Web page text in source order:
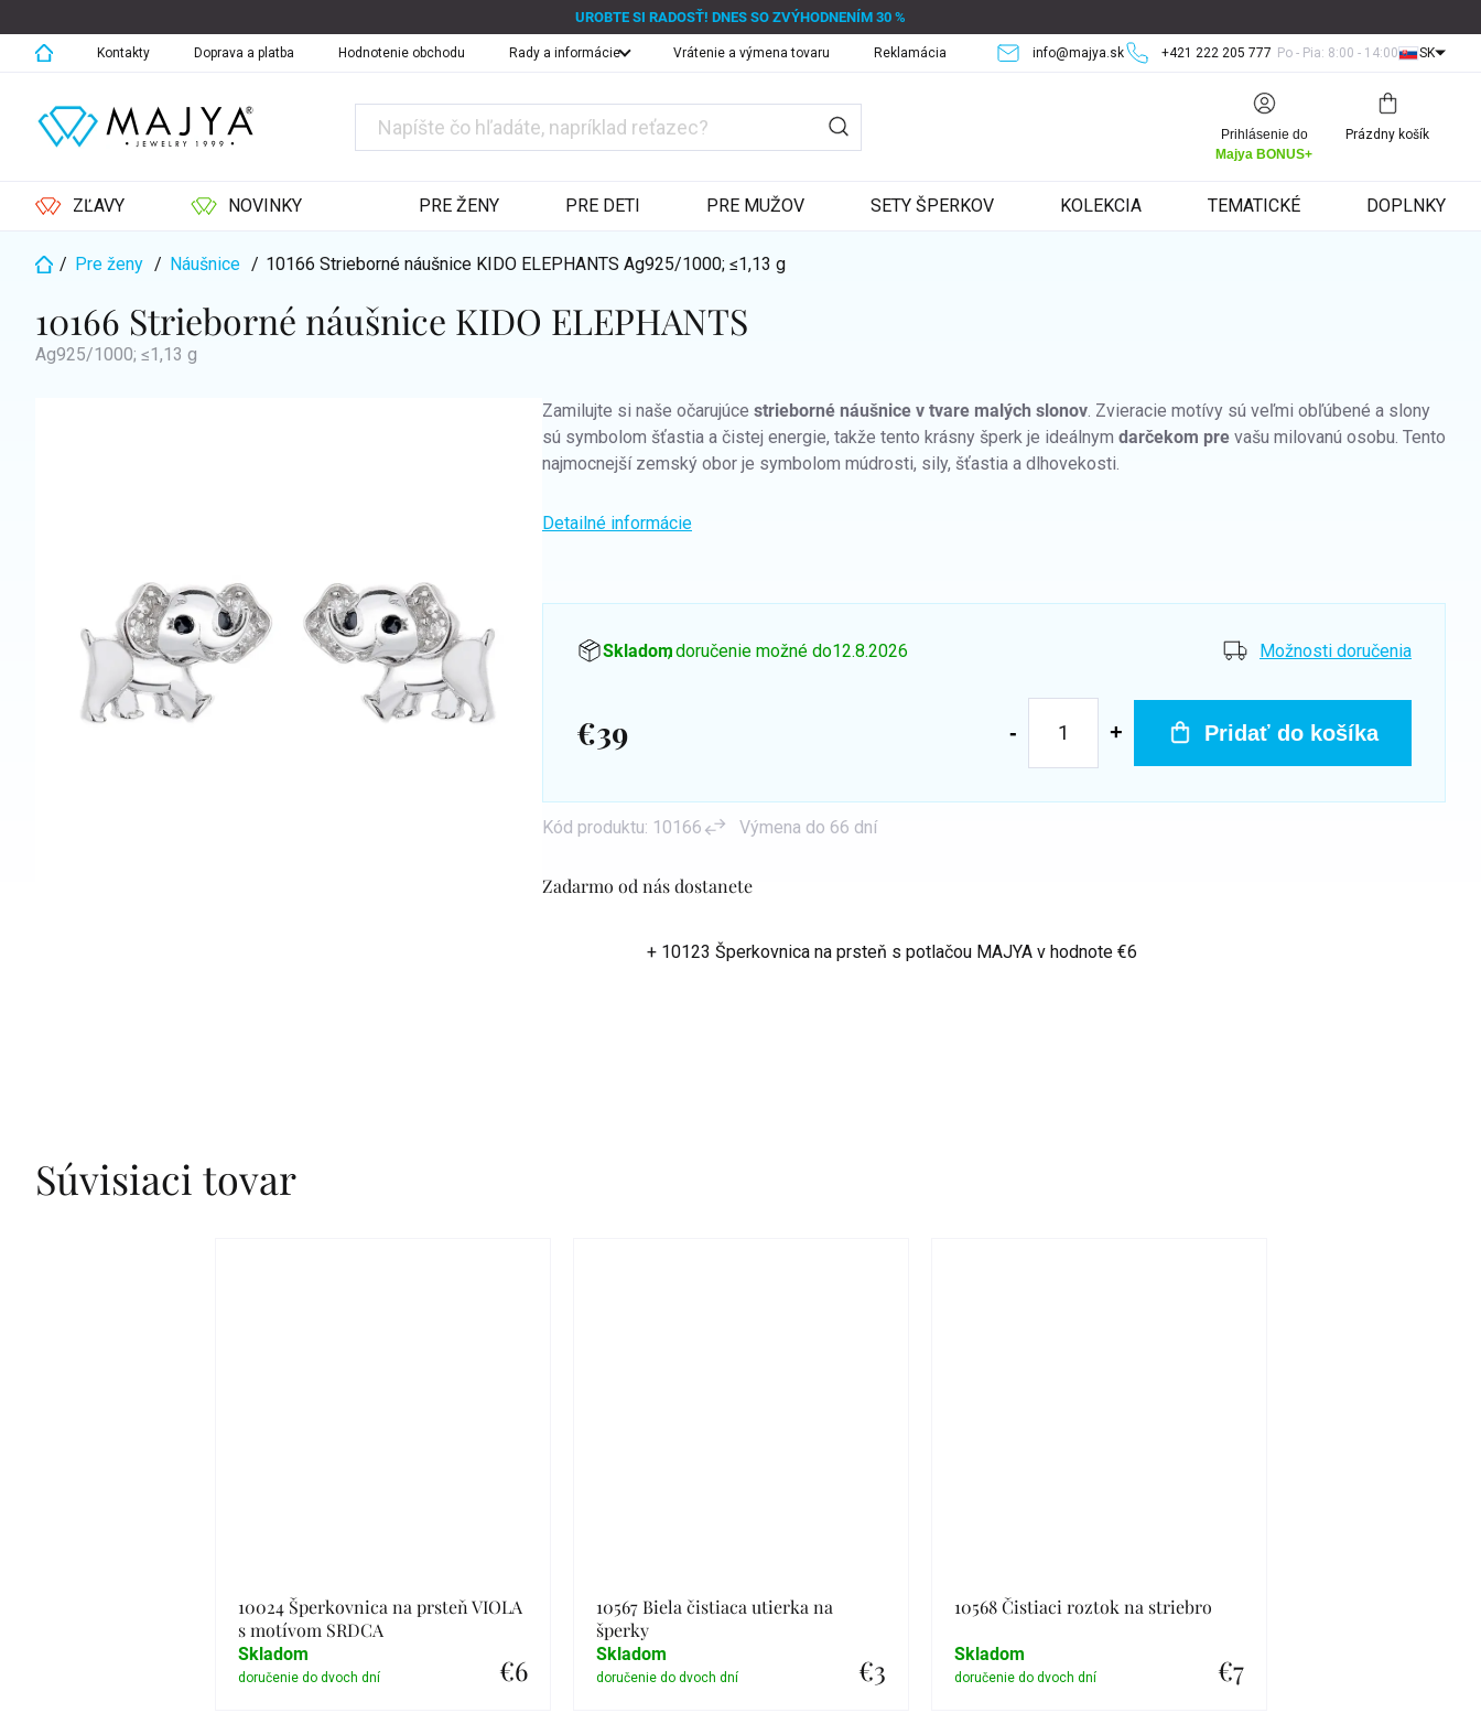
na
obsah
UROBTE SI RADOSŤ! DNES SO ZVÝHODNENÍM 30 %
+421 222 205 777 Po - Pia: 8:00 - 14:00
info@majya.sk
Kontakty Doprava a platba Hodnotenie obchodu Rady a informácie Vrátenie a výmena tovaru Reklamácia SK
Prihlásenie do
Majya BONUS+
Nákupný
košík
Prázdny košík
ZĽAVY NOVINKY PRE ŽENY PRE DETI PRE MUŽOV SETY ŠPERKOV KOLEKCIA TEMATICKÉ DOPLNKY
Domov
/ Pre ženy / Náušnice / 10166 Strieborné náušnice KIDO ELEPHANTSAg925/1000; ≤1,13 g
10166 Strieborné náušnice KIDO ELEPHANTS
Ag925/1000; ≤1,13 g
Zadarmo od nás dostanete
+ 10123 Šperkovnica na prsteň s potlačou MAJYA v hodnote €6
Zamilujte si naše očarujúce strieborné náušnice v tvare malých slonov. Zvieracie motívy sú veľmi obľúbené a slony
sú symbolom šťastia a čistej energie, takže tento krásny šperk je ideálnym darčekom pre vašu milovanú osobu. Tento
najmocnejší zemský obor je symbolom múdrosti, sily, šťastia a dlhovekosti.
Detailné informácie
Skladom, doručenie možné do12.8.2026 Možnosti doručenia
€39 Pridať do košíka
Kód produktu: 10166 Výmena do 66 dní
Súvisiaci tovar
10024 Šperkovnica na prsteň VIOLA
s motívom SRDCA
€6
Skladom
10567 Biela čistiaca utierka na
šperky
€3
Skladom
10568 Čistiaci roztok na striebro
€7
Skladom